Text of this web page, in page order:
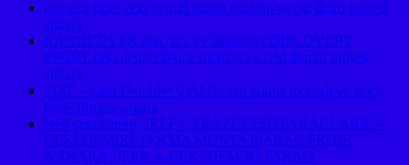
peugeot rıfter çeki demiri takma montajı ve çki dmiri projesi
ankara
RANDROVER araç lara ve landrover DISCOVERY
SPORT çeki demiri takma montajı ve çeki demiri projesi
ankara
FIAT – Çeki Demiri↵ Çeki Demiri takma montajı ve araç
proje firması ankara
Jeep çeki demiri, JEEP + ARAZİ TAŞITI ARAÇLARA ⇔
ÇEKİ DEMİRİ TAKMA MONTAJI/ARAÇ PROJE
ANKARA, JEEP ⇔ ÇEKİ DEMİRİ TAKMA